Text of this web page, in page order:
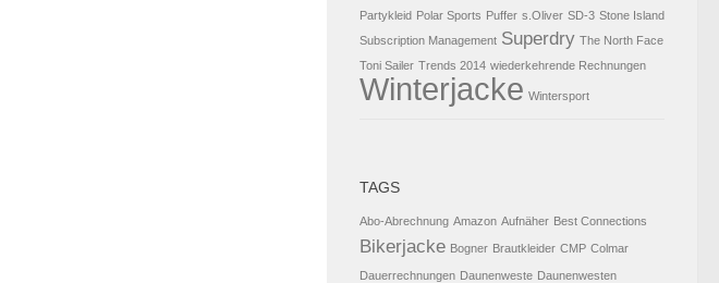
Partykleid Polar Sports Puffer s.Oliver SD-3 Stone Island
Subscription Management Superdry The North Face
Toni Sailer Trends 2014 wiederkehrende Rechnungen
Winterjacke Wintersport
TAGS
Abo-Abrechnung Amazon Aufnäher Best Connections
Bikerjacke Bogner Brautkleider CMP Colmar
Dauerrechnungen Daunenweste Daunenwesten